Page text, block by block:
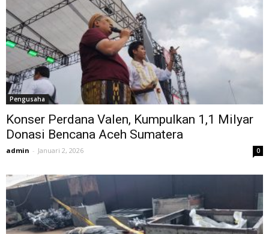
Pengusaha
Konser Perdana Valen, Kumpulkan 1,1 Milyar
Donasi Bencana Aceh Sumatera
admin - Januari 2, 2026 0